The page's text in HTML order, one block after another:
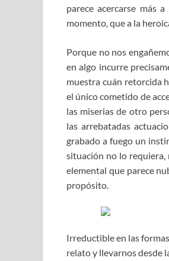
parece acercarse más
momento, que a la
Porque no nos
en algo incurre
muestra cuán retorcida
el único cometido de
las miserias de otro
las arrebatadas
grabado a fuego un
situación no lo requiera,
elemental que parece
propósito.
Irreductible en las
relato y llevarnos desde